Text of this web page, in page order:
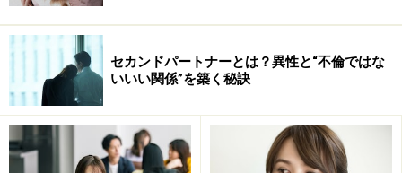
セカンドパートナーとは？異性と“不倫ではな
いいい関係”を築く秘訣